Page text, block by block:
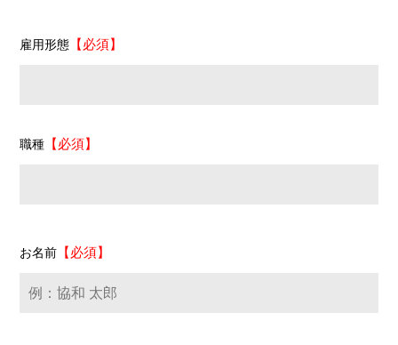
雇用形態 【必須】
職種 【必須】
お名前 【必須】